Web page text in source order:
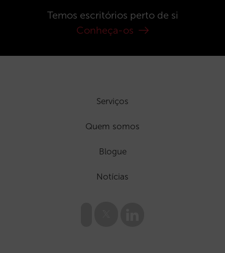
Temos escritórios perto de si
Conheça-os
Serviços
Quem somos
Blogue
Notícias